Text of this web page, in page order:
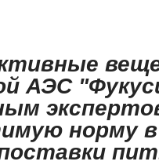
АЭС
норму